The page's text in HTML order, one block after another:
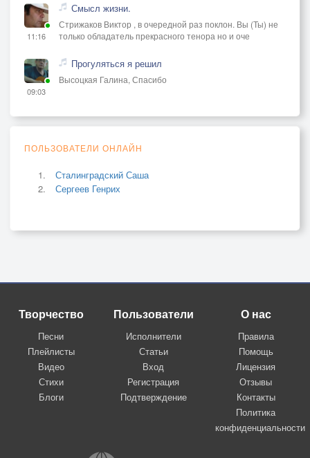
11:16
Смысл жизни.
Стрижаков Виктор , в очередной раз поклон. Вы (Ты) не
только обладатель прекрасного тенора но и оче
09:03
Прогуляться я решил
Высоцкая Галина, Спасибо
ПОЛЬЗОВАТЕЛИ ОНЛАЙН
Сталинградский Саша
Сергеев Генрих
Творчество
Песни
Плейлисты
Видео
Стихи
Блоги
Пользователи
Исполнители
Статьи
Вход
Регистрация
Подтверждение
О нас
Правила
Помощь
Лицензия
Отзывы
Контакты
Политика
конфиденциальности